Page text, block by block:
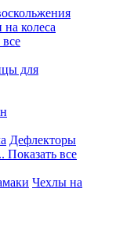
колеса
все
для
Дефлекторы
Показать все
Чехлы на